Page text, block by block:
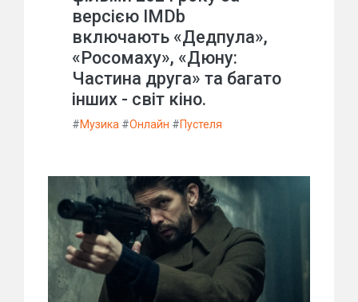
версією IMDb
включають «Дедпула»,
«Росомаху», «Дюну:
Частина друга» та багато
інших - світ кіно.
#Музика #Онлайн #Пустеля